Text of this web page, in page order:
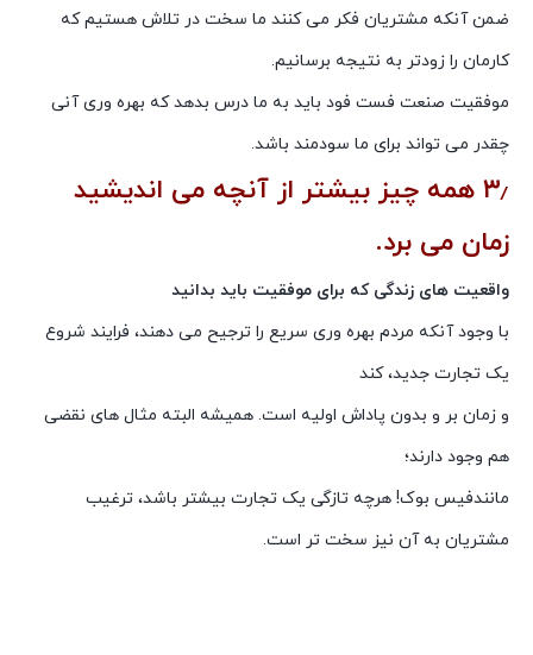
ضمن آنکه مشتریان فکر می کنند ما سخت در تلاش هستیم که
کارمان را زودتر به نتیجه برسانیم.
موفقیت صنعت فست فود باید به ما درس بدهد که بهره وری آنی
چقدر می تواند برای ما سودمند باشد.
۳٫ همه چیز بیشتر از آنچه می اندیشید
زمان می برد.
واقعیت های زندگی که برای موفقیت باید بدانید
با وجود آنکه مردم بهره وری سریع را ترجیح می دهند، فرایند شروع
یک تجارت جدید، کند
و زمان بر و بدون پاداش اولیه است. همیشه البته مثال های نقضی
هم وجود دارند؛
مانندفیس بوک! هرچه تازگی یک تجارت بیشتر باشد، ترغیب
مشتریان به آن نیز سخت تر است.